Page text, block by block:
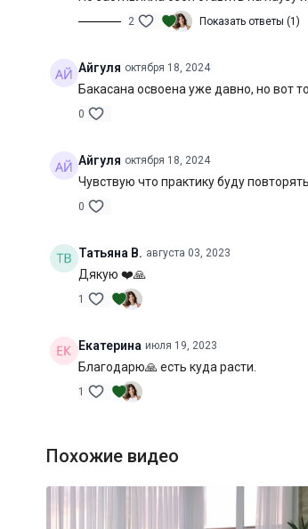
2 Показать ответы (1)
Айгуля октября 18, 2024
Бакасана освоена уже давно, но вот
0
Айгуля октября 18, 2024
Чувствую что практику буду
0
Татьяна В. августа 03, 2023
Дякую ❤️🙏
1
Екатерина июля 19, 2023
Благодарю🙏 есть куда расти.
1
Похожие видео